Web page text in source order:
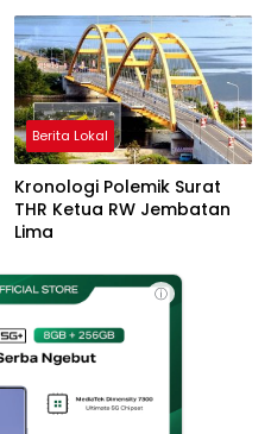
Berita Lokal
Kronologi Polemik Surat
THR Ketua RW Jembatan
Lima
ⓘ